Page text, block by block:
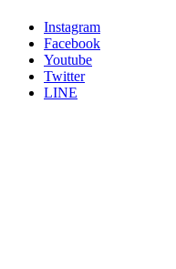
Instagram
Facebook
Youtube
Twitter
LINE